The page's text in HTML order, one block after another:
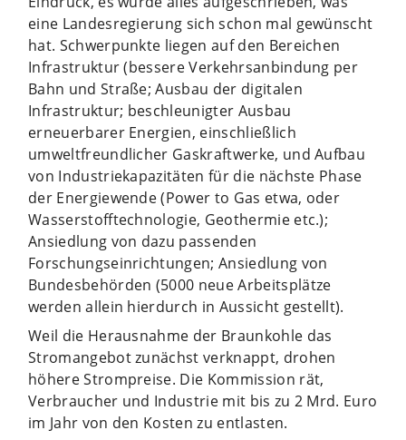
eine Landesregierung sich schon mal gewünscht
hat. Schwerpunkte liegen auf den Bereichen
Infrastruktur (bessere Verkehrsanbindung per
Bahn und Straße; Ausbau der digitalen
Infrastruktur; beschleunigter Ausbau
erneuerbarer Energien, einschließlich
umweltfreundlicher Gaskraftwerke, und Aufbau
von Industriekapazitäten für die nächste Phase
der Energiewende (Power to Gas etwa, oder
Wasserstofftechnologie, Geothermie etc.);
Ansiedlung von dazu passenden
Forschungseinrichtungen; Ansiedlung von
Bundesbehörden (5000 neue Arbeitsplätze
werden allein hierdurch in Aussicht gestellt).
Weil die Herausnahme der Braunkohle das
Stromangebot zunächst verknappt, drohen
höhere Strompreise. Die Kommission rät,
Verbraucher und Industrie mit bis zu 2 Mrd. Euro
im Jahr von den Kosten zu entlasten.